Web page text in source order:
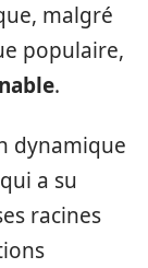
malgré
populaire,
.
dynamique
a su
racines